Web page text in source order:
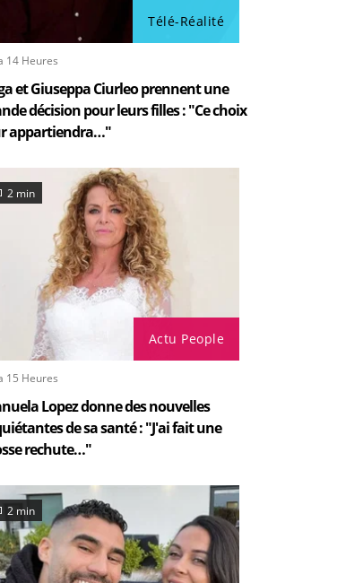
Télé-Réalité
14 Heures
et Giuseppa Ciurleo prennent une
décision pour leurs filles : "Ce choix
appartiendra…"
Actu People
2 min
15 Heures
Lopez donne des nouvelles
de sa santé : "J'ai fait une
rechute…"
2 min